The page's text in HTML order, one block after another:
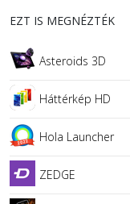
EZT IS MEGNÉZTÉK
Asteroids 3D
Háttérkép HD
Hola Launcher
ZEDGE